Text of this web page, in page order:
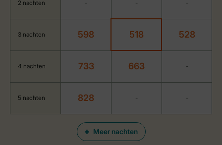
Meer nachten
2 nachten - - -
3 nachten 598 518 528
4 nachten 733 663 -
5 nachten 828 - -